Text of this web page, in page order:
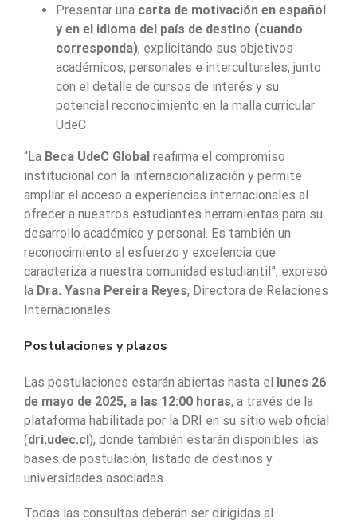
Presentar una carta de motivación en español
y en el idioma del país de destino (cuando
corresponda), explicitando sus objetivos
académicos, personales e interculturales, junto
con el detalle de cursos de interés y su
potencial reconocimiento en la malla curricular
UdeC
“La Beca UdeC Global reafirma el compromiso
institucional con la internacionalización y permite
ampliar el acceso a experiencias internacionales al
ofrecer a nuestros estudiantes herramientas para su
desarrollo académico y personal. Es también un
reconocimiento al esfuerzo y excelencia que
caracteriza a nuestra comunidad estudiantil”, expresó
la Dra. Yasna Pereira Reyes, Directora de Relaciones
Internacionales.
Postulaciones y plazos
Las postulaciones estarán abiertas hasta el lunes 26
de mayo de 2025, a las 12:00 horas, a través de la
plataforma habilitada por la DRI en su sitio web oficial
(dri.udec.cl), donde también estarán disponibles las
bases de postulación, listado de destinos y
universidades asociadas.
Todas las consultas deberán ser dirigidas al